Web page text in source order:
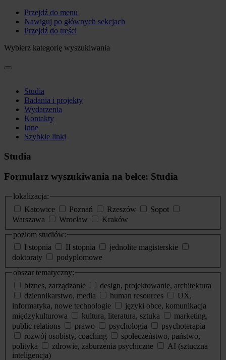
Przejdź do menu
Nawiguj po głównych sekcjach
Przejdź do treści
Wybierz kategorię wyszukiwania
Studia
Badania i projekty
Wydarzenia
Kontakty
Inne
Szybkie linki
Studia
Formularz wyszukiwania na belce: Studia
lokalizacja:
Katowice
Poznań Rzeszów
Sopot
Warszawa
Wrocław
Kraków
poziom studiów:
I stopnia
II stopnia
jednolite magisterskie
doktoraty
podyplomowe
obszar tematyczny:
biznes, zarządzanie
design, projektowanie, architektura
dziennikarstwo, media
human resources
UX,
informatyka, nowe technologie
języki obce, komunikacja
międzykulturowa
kultura, literatura, sztuka
marketing,
public relations
prawo psychologia
psychoterapia
rozwój osobisty, coaching
społeczeństwo, państwo,
polityka
zdrowie, zaburzenia psychiczne
AI (sztuczna
inteligencja)